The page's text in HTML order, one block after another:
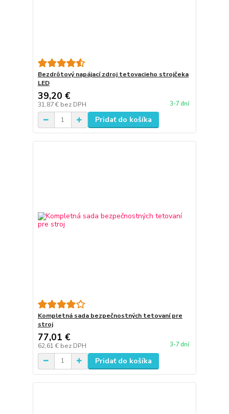
Bezdrôtový napájací zdroj tetovacieho strojčeka
LED
39,20 €
31,87 € bez DPH 3-7 dní
Pridať do košíka
Kompletná sada bezpečnostných tetovaní pre
stroj
77,01 €
62,61 € bez DPH 3-7 dní
Pridať do košíka